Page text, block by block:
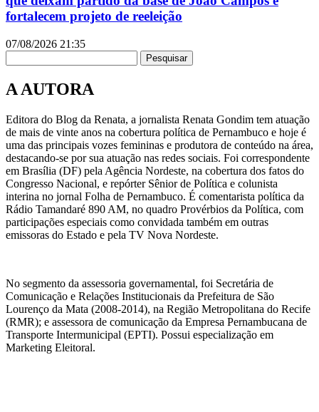
fortalecem projeto de reeleição
07/08/2026 21:35
Pesquisar
A AUTORA
Editora do Blog da Renata, a jornalista Renata Gondim tem atuação
de mais de vinte anos na cobertura política de Pernambuco e hoje é
uma das principais vozes femininas e produtora de conteúdo na área,
destacando-se por sua atuação nas redes sociais. Foi correspondente
em Brasília (DF) pela Agência Nordeste, na cobertura dos fatos do
Congresso Nacional, e repórter Sênior de Política e colunista
interina no jornal Folha de Pernambuco. É comentarista política da
Rádio Tamandaré 890 AM, no quadro Provérbios da Política, com
participações especiais como convidada também em outras
emissoras do Estado e pela TV Nova Nordeste.
No segmento da assessoria governamental, foi Secretária de
Comunicação e Relações Institucionais da Prefeitura de São
Lourenço da Mata (2008-2014), na Região Metropolitana do Recife
(RMR); e assessora de comunicação da Empresa Pernambucana de
Transporte Intermunicipal (EPTI). Possui especialização em
Marketing Eleitoral.